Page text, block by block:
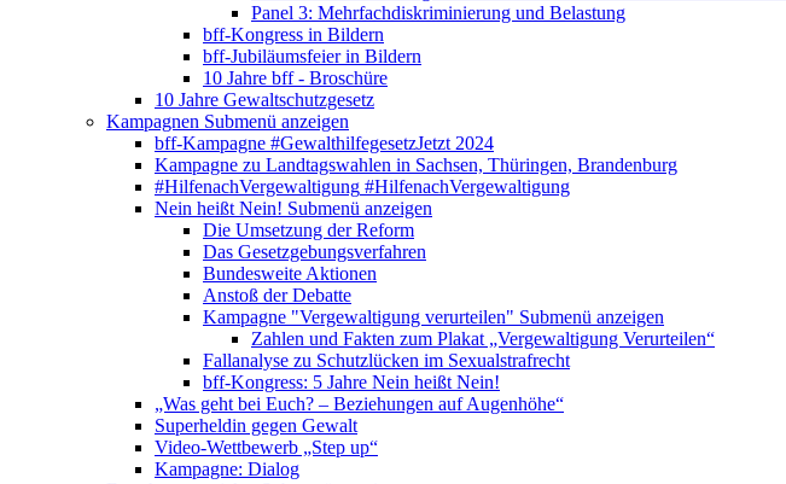
Panel 3: Mehrfachdiskriminierung und Belastung
bff-Kongress in Bildern
bff-Jubiläumsfeier in Bildern
10 Jahre bff - Broschüre
10 Jahre Gewaltschutzgesetz
Kampagnen Submenü anzeigen
bff-Kampagne #GewalthilfegesetzJetzt 2024
Kampagne zu Landtagswahlen in Sachsen, Thüringen, Brandenburg
#HilfenachVergewaltigung #HilfenachVergewaltigung
Nein heißt Nein! Submenü anzeigen
Die Umsetzung der Reform
Das Gesetzgebungsverfahren
Bundesweite Aktionen
Anstoß der Debatte
Kampagne "Vergewaltigung verurteilen" Submenü anzeigen
Zahlen und Fakten zum Plakat „Vergewaltigung Verurteilen“
Fallanalyse zu Schutzlücken im Sexualstrafrecht
bff-Kongress: 5 Jahre Nein heißt Nein!
„Was geht bei Euch? – Beziehungen auf Augenhöhe“
Superheldin gegen Gewalt
Video-Wettbewerb „Step up“
Kampagne: Dialog